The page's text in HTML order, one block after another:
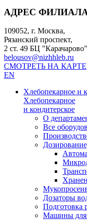
АДРЕС
109052, г. Москва,
Рязанский проспект,
2 ст. 49 БЦ "Карачарово"
belousov@nizhhleb.ru
СМОТРЕТЬ НА КАРТЕ
EN
Хлебопекарное и
Хлебопекарное
и кондитерское
О
Все
Дозаторы
Подготовка
Машины для